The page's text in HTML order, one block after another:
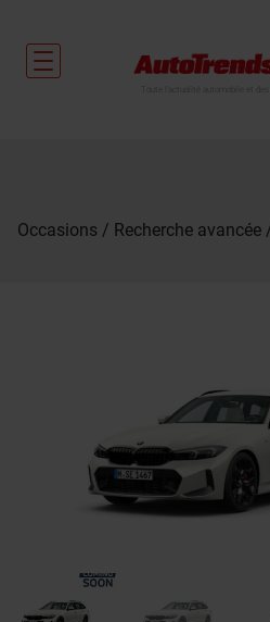
Occasions Recherche avancée